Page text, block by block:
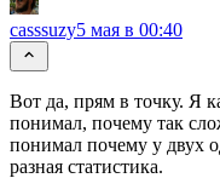
casssuzy5 мая в 00:40
Вот да, прям в точку. Я
понимал, почему так
понимал почему у двух
разная статистика.